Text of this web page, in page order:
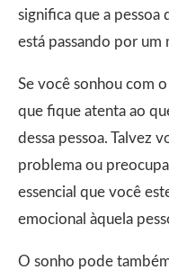
significa que a pessoa
está passando por
Se você sonhou com
que fique atenta ao
dessa pessoa. Talvez
problema ou
essencial que você
emocional àquela
O sonho pode